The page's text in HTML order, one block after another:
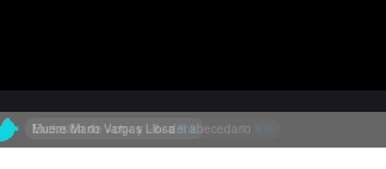
Exclusión de «ch» y «ll» del abecedario link